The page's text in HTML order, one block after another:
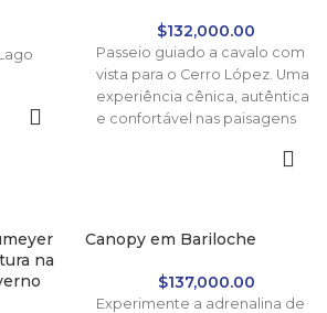
$132,000.00
Passeio guiado a cavalo com
vista para o Cerro López. Uma
experiência cênica, autêntica
e confortável nas paisagens
na
Canopy em Bariloche
$137,000.00
Experimente a adrenalina de